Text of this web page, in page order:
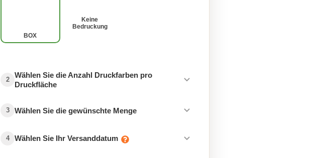
BOX
Keine
Bedruckung
2
Wählen Sie die Anzahl Druckfarben pro
Druckfläche
3 Wählen Sie die gewünschte Menge
4 Wählen Sie Ihr Versanddatum